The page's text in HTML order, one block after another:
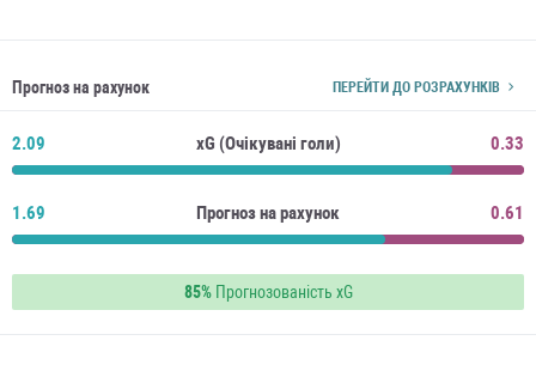
Прогноз на рахунок ПЕРЕЙТИ ДО РОЗРАХУНКІВ
2.09 xG (Очікувані голи) 0.33
1.69 Прогноз на рахунок 0.61
85%Прогнозованість xG